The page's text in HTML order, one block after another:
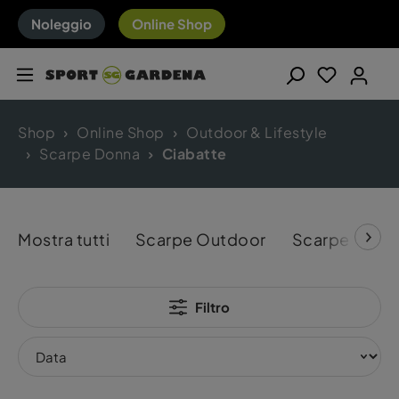
Noleggio Online Shop
Shop Online Shop
Outdoor & Lifestyle
Scarpe Donna
Ciabatte
Mostra tutti Scarpe Outdoor Scarpe da
Filtro